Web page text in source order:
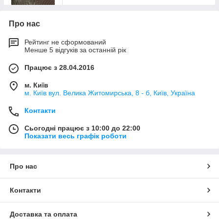
Про нас
Рейтинг не сформований
Менше 5 відгуків за останній рік
Працює з 28.04.2016
м. Київ
м. Київ вул. Велика Житомирська, 8 - б, Київ, Україна
Контакти
Сьогодні працює з 10:00 до 22:00
Показати весь графік роботи
Про нас
Контакти
Доставка та оплата